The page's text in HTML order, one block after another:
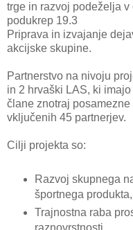
trge in razvoj podeželja
podukrep 19.3
Priprava in izvajanje
akcijske skupine.
Partnerstvo na nivoju
in 2 hrvaški LAS, ki
člane znotraj
vključenih 45 partnerjev.
Cilji projekta so:
Razvoj skupnega
športnega
Trajnostna raba
raznovrstnosti